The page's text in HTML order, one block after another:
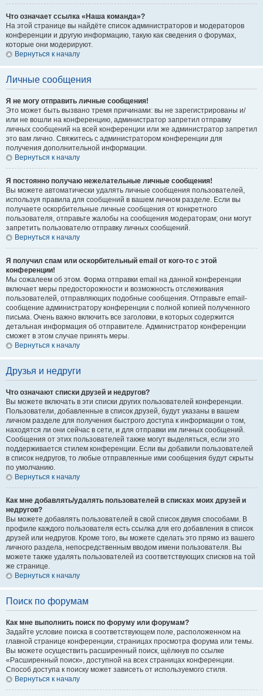
Что означает ссылка «Наша команда»?
На этой странице вы найдёте список администраторов и модераторов
конференции и другую информацию, такую как сведения о форумах,
которые они модерируют.
Вернуться к началу
Личные сообщения
Я не могу отправить личные сообщения!
Это может быть вызвано тремя причинами: вы не зарегистрированы и/
или не вошли на конференцию, администратор запретил отправку
личных сообщений на всей конференции или же администратор запретил
это вам лично. Свяжитесь с администратором конференции для
получения дополнительной информации.
Вернуться к началу
Я постоянно получаю нежелательные личные сообщения!
Вы можете автоматически удалять личные сообщения пользователей,
используя правила для сообщений в вашем личном разделе. Если вы
получаете оскорбительные личные сообщения от конкретного
пользователя, отправьте жалобы на сообщения модераторам; они могут
запретить пользователю отправку личных сообщений.
Вернуться к началу
Я получил спам или оскорбительный email от кого-то с этой
конференции!
Мы сожалеем об этом. Форма отправки email на данной конференции
включает меры предосторожности и возможность отслеживания
пользователей, отправляющих подобные сообщения. Отправьте email-
сообщение администратору конференции с полной копией полученного
письма. Очень важно включить все заголовки, в которых содержится
детальная информация об отправителе. Администратор конференции
сможет в этом случае принять меры.
Вернуться к началу
Друзья и недруги
Что означают списки друзей и недругов?
Вы можете включать в эти списки других пользователей конференции.
Пользователи, добавленные в список друзей, будут указаны в вашем
личном разделе для получения быстрого доступа к информации о том,
находятся ли они сейчас в сети, и для отправки им личных сообщений.
Сообщения от этих пользователей также могут выделяться, если это
поддерживается стилем конференции. Если вы добавили пользователей
в список недругов, то любые отправленные ими сообщения будут скрыты
по умолчанию.
Вернуться к началу
Как мне добавлять/удалять пользователей в списках моих друзей и
недругов?
Вы можете добавлять пользователей в свой список двумя способами. В
профиле каждого пользователя есть ссылка для его добавления в список
друзей или недругов. Кроме того, вы можете сделать это прямо из вашего
личного раздела, непосредственным вводом имени пользователя. Вы
можете также удалять пользователей из соответствующих списков на той
же странице.
Вернуться к началу
Поиск по форумам
Как мне выполнить поиск по форуму или форумам?
Задайте условие поиска в соответствующем поле, расположенном на
главной странице конференции, страницах просмотра форума или темы.
Вы можете осуществить расширенный поиск, щёлкнув по ссылке
«Расширенный поиск», доступной на всех страницах конференции.
Способ доступа к поиску может зависеть от используемого стиля.
Вернуться к началу